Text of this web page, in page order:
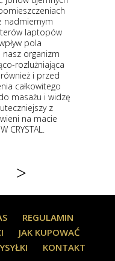
się że uzyskuję się te
dla zdrowia ze względu
działania
jonów ujemnych jak i
co więcej maty te
zamszem mają
wygląd jak i
zgrabne sterowniki
terapii jak i regulacji
bardzo dobrze
w kształcie
barwach od czarnego po
>
REGULAMIN
JAK KUPOWAĆ
KONTAKT